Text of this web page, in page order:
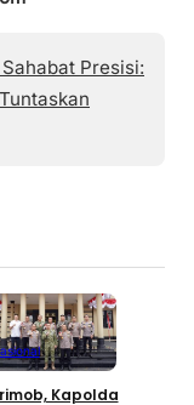
Presisi:
Kapolda